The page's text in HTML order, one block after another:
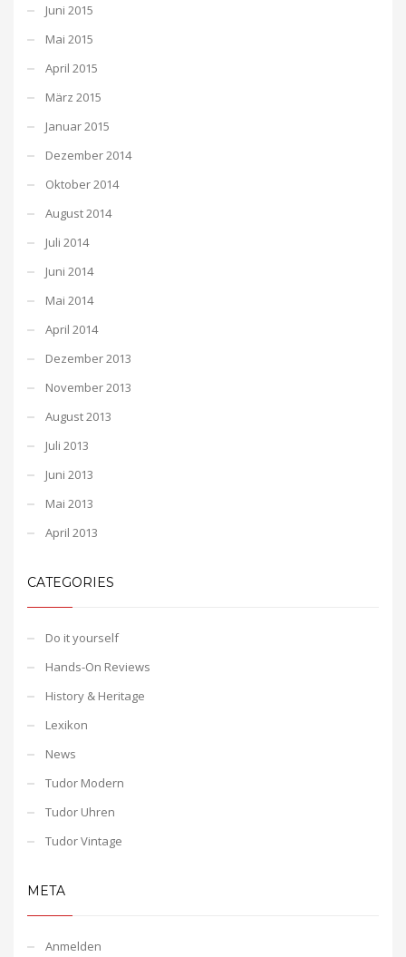
Juni 2015
Mai 2015
April 2015
März 2015
Januar 2015
Dezember 2014
Oktober 2014
August 2014
Juli 2014
Juni 2014
Mai 2014
April 2014
Dezember 2013
November 2013
August 2013
Juli 2013
Juni 2013
Mai 2013
April 2013
CATEGORIES
Do it yourself
Hands-On Reviews
History & Heritage
Lexikon
News
Tudor Modern
Tudor Uhren
Tudor Vintage
META
Anmelden